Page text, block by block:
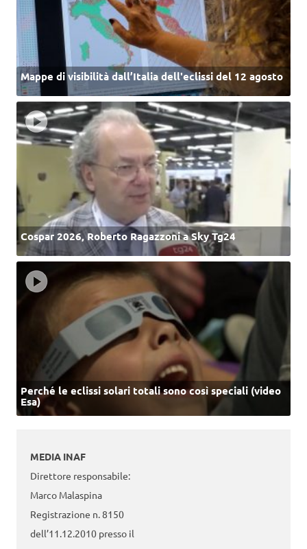
Mappe di visibilità dall’Italia dell'eclissi del 12 agosto
Cospar 2026, Roberto Ragazzoni a Sky Tg24
Perché le eclissi solari totali sono così speciali (video
Esa)
MEDIA INAF
Direttore responsabile:
Marco Malaspina
Registrazione n. 8150
dell’11.12.2010 presso il